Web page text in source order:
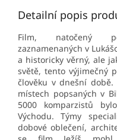
Detailní popis
Film, natočený
zaznamenaných v
a historicky věrný, ale
světě, tento výjimečný
člověku v dnešní
místech popsaných v
5000 komparzistů
Východu. Týmy
dobové oblečení,